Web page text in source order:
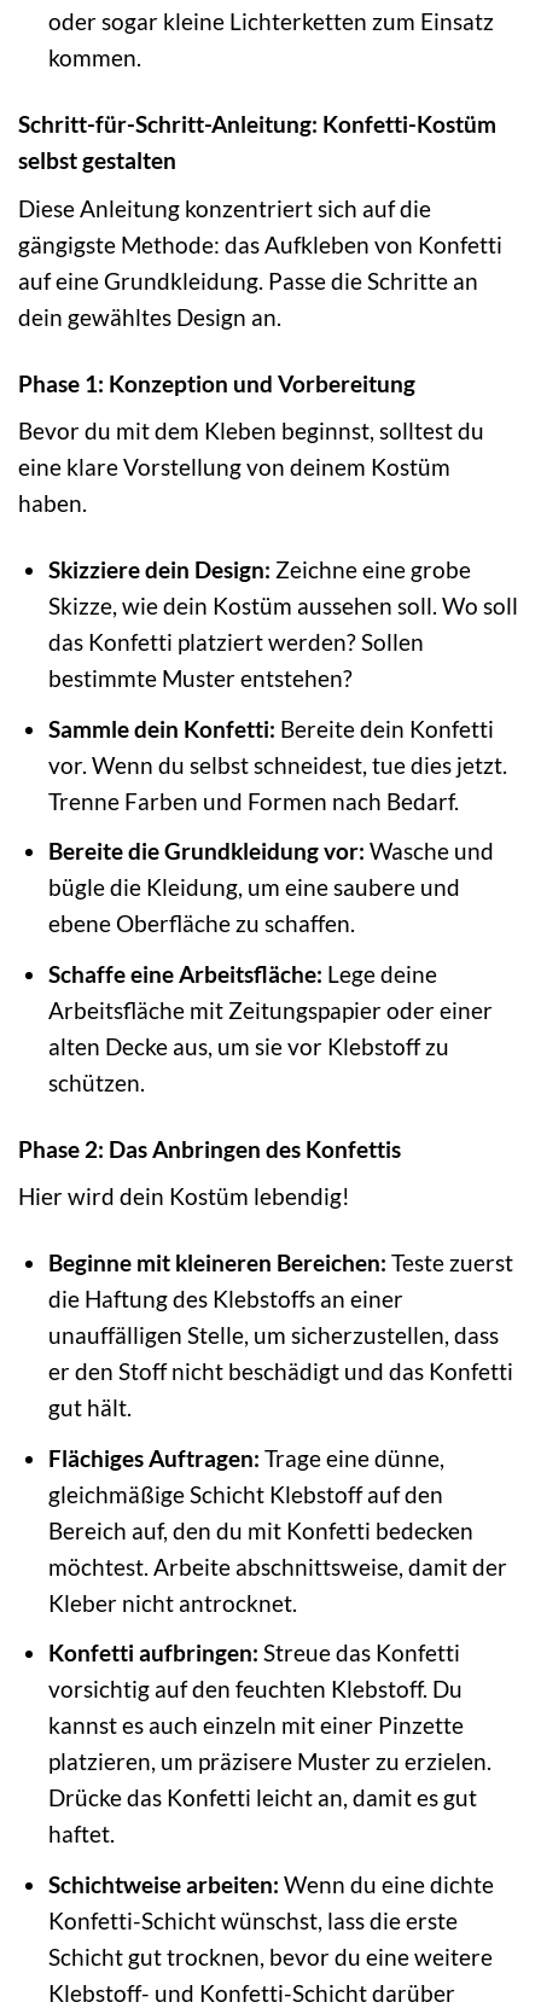
oder sogar kleine Lichterketten zum Einsatz
kommen.
Schritt-für-Schritt-Anleitung: Konfetti-Kostüm
selbst gestalten
Diese Anleitung konzentriert sich auf die
gängigste Methode: das Aufkleben von Konfetti
auf eine Grundkleidung. Passe die Schritte an
dein gewähltes Design an.
Phase 1: Konzeption und Vorbereitung
Bevor du mit dem Kleben beginnst, solltest du
eine klare Vorstellung von deinem Kostüm
haben.
Skizziere dein Design: Zeichne eine grobe
Skizze, wie dein Kostüm aussehen soll. Wo soll
das Konfetti platziert werden? Sollen
bestimmte Muster entstehen?
Sammle dein Konfetti: Bereite dein Konfetti
vor. Wenn du selbst schneidest, tue dies jetzt.
Trenne Farben und Formen nach Bedarf.
Bereite die Grundkleidung vor: Wasche und
bügle die Kleidung, um eine saubere und
ebene Oberfläche zu schaffen.
Schaffe eine Arbeitsfläche: Lege deine
Arbeitsfläche mit Zeitungspapier oder einer
alten Decke aus, um sie vor Klebstoff zu
schützen.
Phase 2: Das Anbringen des Konfettis
Hier wird dein Kostüm lebendig!
Beginne mit kleineren Bereichen: Teste zuerst
die Haftung des Klebstoffs an einer
unauffälligen Stelle, um sicherzustellen, dass
er den Stoff nicht beschädigt und das Konfetti
gut hält.
Flächiges Auftragen: Trage eine dünne,
gleichmäßige Schicht Klebstoff auf den
Bereich auf, den du mit Konfetti bedecken
möchtest. Arbeite abschnittsweise, damit der
Kleber nicht antrocknet.
Konfetti aufbringen: Streue das Konfetti
vorsichtig auf den feuchten Klebstoff. Du
kannst es auch einzeln mit einer Pinzette
platzieren, um präzisere Muster zu erzielen.
Drücke das Konfetti leicht an, damit es gut
haftet.
Schichtweise arbeiten: Wenn du eine dichte
Konfetti-Schicht wünschst, lass die erste
Schicht gut trocknen, bevor du eine weitere
Klebstoff- und Konfetti-Schicht darüber